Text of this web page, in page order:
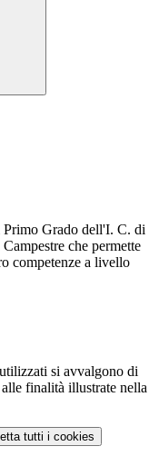
Primo Grado dell'I. C. di
che permette
competenze a livello
si avvalgono di
finalità illustrate nella
tutti i cookies